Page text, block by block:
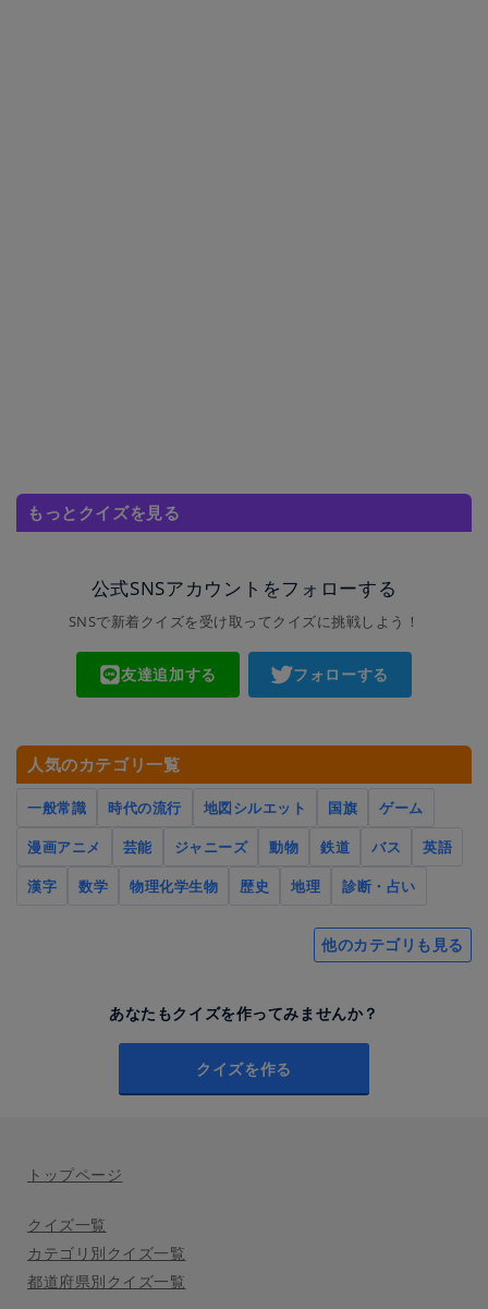
もっとクイズを見る
公式SNSアカウントをフォローする
SNSで新着クイズを受け取ってクイズに挑戦しよう！
友達追加する フォローする
人気のカテゴリ一覧
一般常識 時代の流行 地図シルエット 国旗
ゲーム
漫画アニメ
芸能 ジャニーズ 動物 鉄道 バス
英語
漢字
数学 物理化学生物 歴史 地理 診断・占い
他のカテゴリも見る
あなたもクイズを作ってみませんか？
クイズを作る
トップページ
クイズ一覧
カテゴリ別クイズ一覧
都道府県別クイズ一覧